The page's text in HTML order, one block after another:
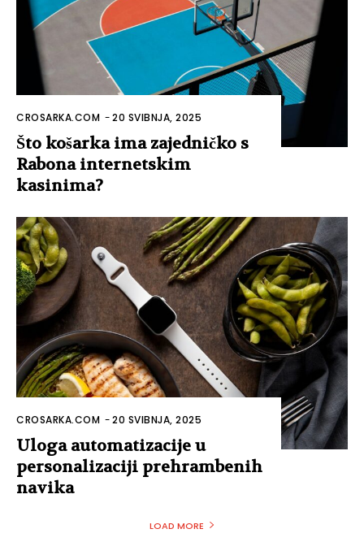
CROSARKA.COM -20 SVIBNJA, 2025
Što košarka ima zajedničko s
Rabona internetskim
kasinima?
CROSARKA.COM -20 SVIBNJA, 2025
Uloga automatizacije u
personalizaciji prehrambenih
navika
LOAD MORE